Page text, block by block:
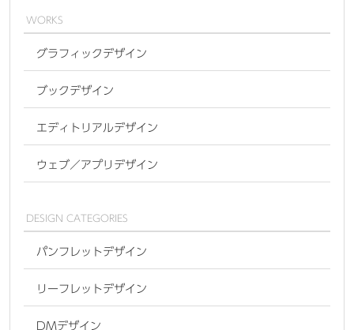
WORKS
グラフィックデザイン
ブックデザイン
エディトリアルデザイン
ウェブ／アプリデザイン
DESIGN CATEGORIES
パンフレットデザイン
リーフレットデザイン
DMデザイン